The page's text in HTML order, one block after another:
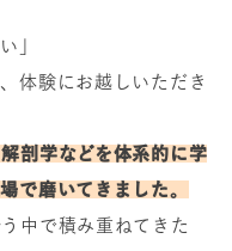
」
体験にお越しいただき
剖学などを体系的に学
で磨いてきました。
中で積み重ねてきた